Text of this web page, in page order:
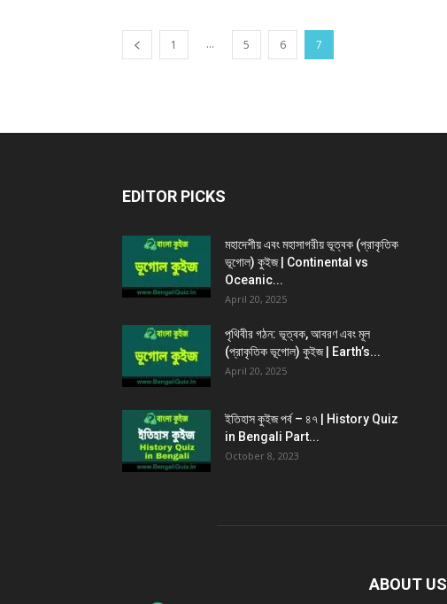
1 ... 5 6 7
EDITOR PICKS
মহাদেশীয় এবং মহাসাগরীয় ভূত্বক (প্রাকৃতিক
ভূগোল) কুইজ | Continental vs
Oceanic...
April 20, 2025
পৃথিবীর গঠন: ভূত্বক, আবরণ এবং মূল
(প্রাকৃতিক ভূগোল) কুইজ | Earth’s...
April 20, 2025
ইতিহাস কুইজ পর্ব – ৪৭ | History Quiz
in Bengali Part...
October 8, 2023
ABOUT US